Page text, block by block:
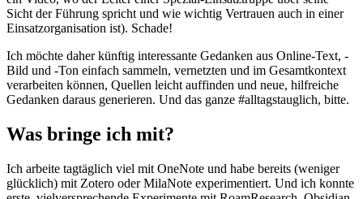
Sicht der Führung spricht und wie wichtig Vertrauen auch in einer
Einsatzorganisation ist). Schade!
Ich möchte daher künftig interessante Gedanken aus Online-Text, -
Bild und -Ton einfach sammeln, vernetzten und im Gesamtkontext
verarbeiten können, Quellen leicht auffinden und neue, hilfreiche
Gedanken daraus generieren. Und das ganze #alltagstauglich, bitte.
Was bringe ich mit?
Ich arbeite tagtäglich viel mit OneNote und habe bereits (weniger
glücklich) mit Zotero oder MilaNote experimentiert. Und ich konnte